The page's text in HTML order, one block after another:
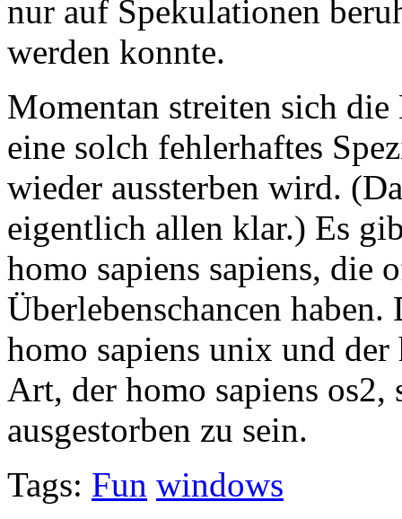
nur auf Spekulationen
werden konnte.
Momentan streiten sich
eine solch fehlerhaftes
wieder aussterben wird.
eigentlich allen klar.) Es
homo sapiens sapiens, die
Überlebenschancen
homo sapiens unix und
Art, der homo sapiens
ausgestorben zu sein.
Tags: Fun windows